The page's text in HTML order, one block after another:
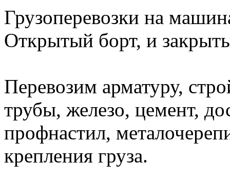
Грузоперевозки на
Открытый борт, и
Перевозим арматуру,
трубы, железо, цемент,
профнастил,
крепления груза.